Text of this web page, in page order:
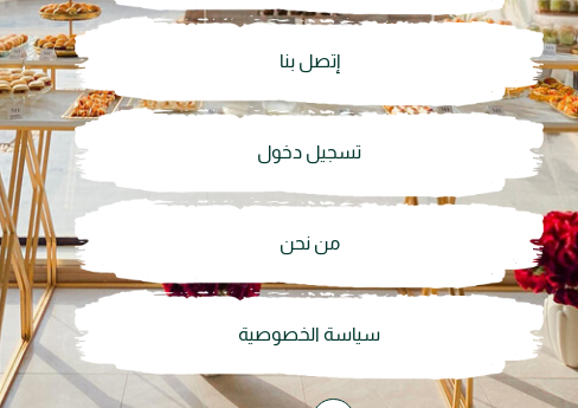
إتصل بنا
تسجيل دخول
من نحن
سياسة الخصوصية